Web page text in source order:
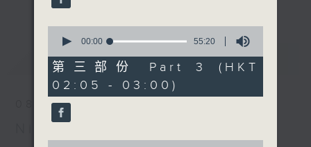
When you are alone and sleepless,
please remember good music is
always there on Radio 4.
「長夜細聽」節目當然少不了氣質優雅的作
品，每晚亦會精選一些中國音樂送上。週五和
最新 LATEST
08/08/2026
seconds
55
minutes,
20
seconds
00:00 55:20
第三部份 Part 3 (HKT
02:05 - 03:00)